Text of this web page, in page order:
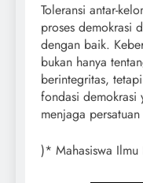
Toleransi antar-
proses demokrasi
dengan baik.
bukan hanya
berintegritas,
fondasi
menjaga
)* Mahasiswa